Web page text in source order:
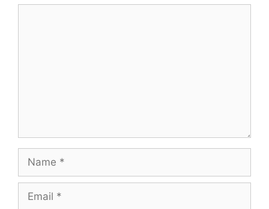
Name
Email